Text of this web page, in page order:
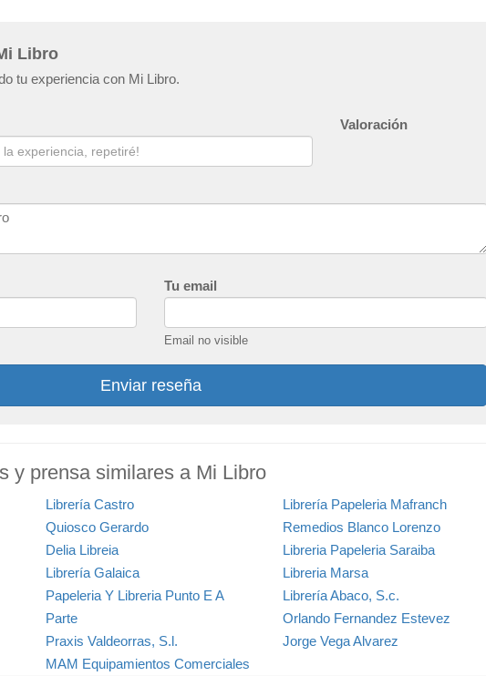
Libro
tu experiencia con Mi Libro.
Valoración
Tu email
Email no visible
Enviar reseña
y prensa similares a Mi Libro
Librería Castro
Librería Papeleria Mafranch
Quiosco Gerardo
Remedios Blanco Lorenzo
Delia Libreia
Libreria Papeleria Saraiba
Librería Galaica
Libreria Marsa
Papeleria Y Libreria Punto E A
Parte
Librería Abaco, S.c.
Orlando Fernandez Estevez
Praxis Valdeorras, S.l.
Jorge Vega Alvarez
MAM Equipamientos Comerciales